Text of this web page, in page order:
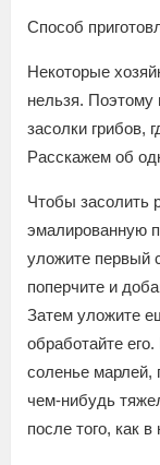
Способ
Некоторые
нельзя. Поэтому
засолки грибов,
Расскажем об
Чтобы засолить
эмалированную
уложите первый
поперчите и
Затем уложите
обработайте
соленье марлей,
чем-нибудь
после того, как